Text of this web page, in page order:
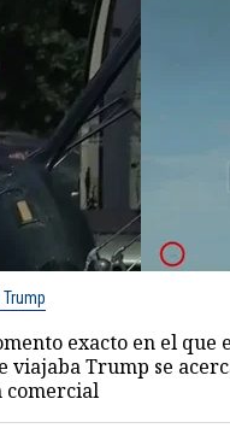
exacto en el que
viajaba Trump se
comercial